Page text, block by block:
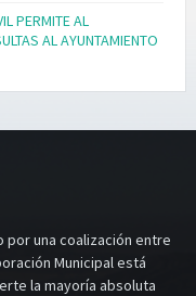
PERMITE AL
AL AYUNTAMIENTO
por una coalización entre
Municipal está
la mayoría absoluta